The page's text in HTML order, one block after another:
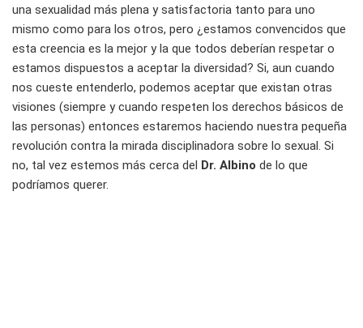
una sexualidad más plena y satisfactoria tanto para uno
mismo como para los otros, pero ¿estamos convencidos que
esta creencia es la mejor y la que todos deberían respetar o
estamos dispuestos a aceptar la diversidad? Si, aun cuando
nos cueste entenderlo, podemos aceptar que existan otras
visiones (siempre y cuando respeten los derechos básicos de
las personas) entonces estaremos haciendo nuestra pequeña
revolución contra la mirada disciplinadora sobre lo sexual. Si
no, tal vez estemos más cerca del Dr. Albino de lo que
podríamos querer.